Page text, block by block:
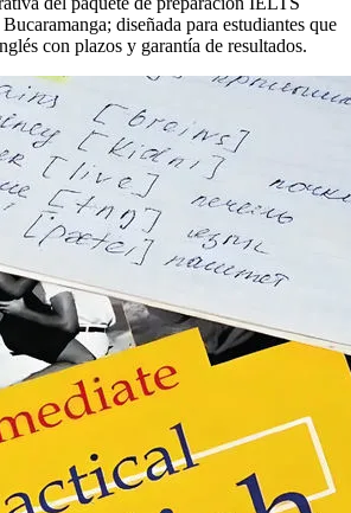
diseñada para estudiantes que
con plazos y garantía de resultados.